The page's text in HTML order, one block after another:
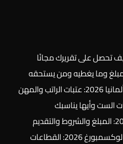
والمهن
الست وأيها يناسبك
دليل رواتب وفرص العمل في لوكسمبورغ 2026: القطاعات